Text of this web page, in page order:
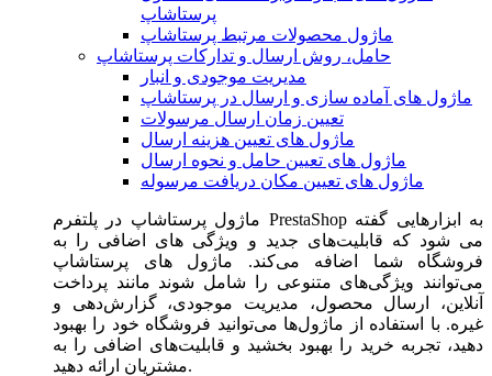
پرستاشاپ
ماژول محصولات مرتبط پرستاشاپ
حامل، روش ارسال و تدارکات پرستاشاپ
مدیریت موجودی و انبار
ماژول های آماده سازی و ارسال در پرستاشاپ
تعیین زمان ارسال مرسولات
ماژول های تعیین هزینه ارسال
ماژول های تعیین حامل و نحوه ارسال
ماژول های تعیین مکان دریافت مرسوله
ماژول‌ پرستاشاپ در پلتفرم PrestaShop به ابزارهایی گفته
می شود که قابلیت‌های جدید و ویژگی های اضافی را به
فروشگاه شما اضافه می‌کند. ماژول های پرستاشاپ
می‌توانند ویژگی‌های متنوعی را شامل شوند مانند پرداخت
آنلاین، ارسال محصول، مدیریت موجودی، گزارش‌دهی و
غیره. با استفاده از ماژول‌ها می‌توانید فروشگاه خود را بهبود
دهید، تجربه خرید را بهبود بخشید و قابلیت‌های اضافی را به
مشتریان ارائه دهید.